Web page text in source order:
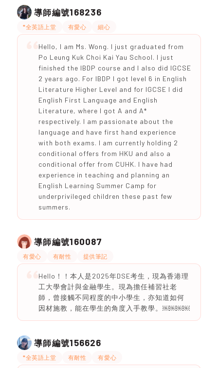
導師編號168236
*全英語上堂 有愛心 細心
Hello, I am Ms. Wong. I just graduated from
Po Leung Kuk Choi Kai Yau School. I just
finished the IBDP course and I also did IGCSE
2 years ago. For IBDP I got level 6 in English
Literature Higher Level and for IGCSE I did
English First Language and English
Literature, where I got A and A*
respectively. I am passionate about the
language and have first hand experience
with both exams. I am currently holding 2
conditional offers from HKU and also a
conditional offer from CUHK. I have had
experience in teaching and planning an
English Learning Summer Camp for
underprivileged children these past few
summers.
導師編號160087
有愛心 有耐性 提供筆記
Hello！！本人是2025年DSE考生，現為香港理
工大學會計與金融學生。現為擔任補習社老
師，曾接觸不同程度的中小學生，亦知道如何
因材施教，能在學生的角度入手教學。￼￼￼￼
導師編號156626
*全英語上堂 有耐性 有愛心